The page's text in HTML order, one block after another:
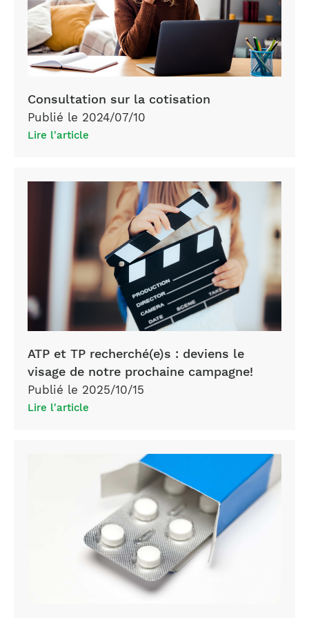
Consultation sur la cotisation
Publié le 2024/07/10
Lire l'article
ATP et TP recherché(e)s : deviens le
visage de notre prochaine campagne!
Publié le 2025/10/15
Lire l'article